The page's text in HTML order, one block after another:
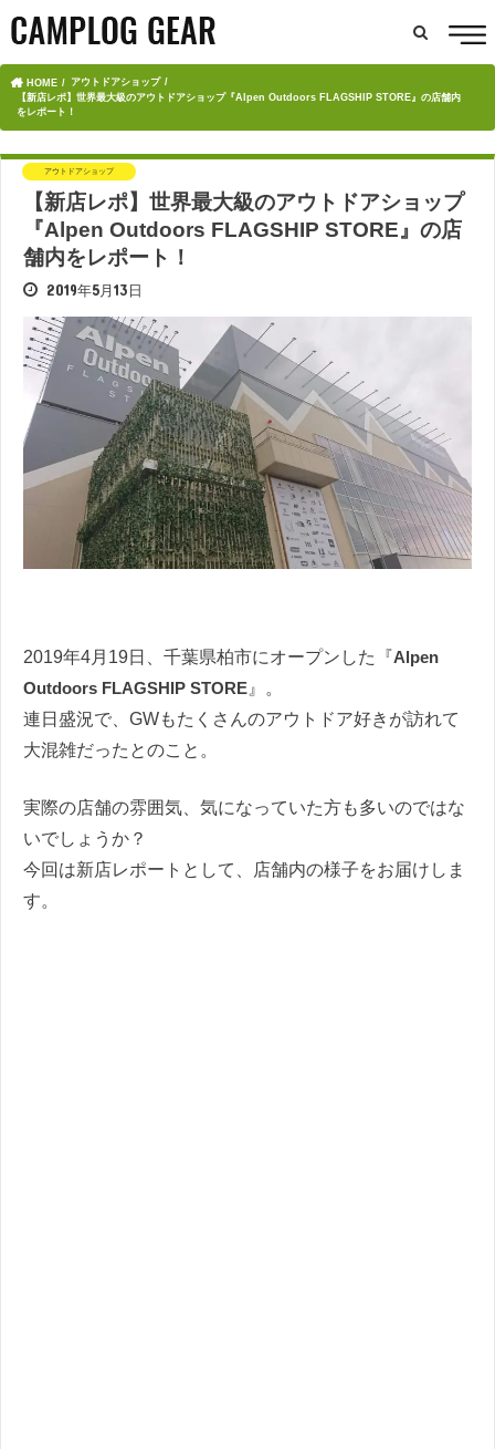
HOME
アウトドアショップ
【新店レポ】世界最大級のアウトドアショップ『Alpen Outdoors FLAGSHIP STORE』の店舗内
をレポート！
アウトドアショップ
【新店レポ】世界最大級のアウトドアショップ
『Alpen Outdoors FLAGSHIP STORE』の店
舗内をレポート！
2019年5月13日
2019年4月19日、千葉県柏市にオープンした『Alpen
Outdoors FLAGSHIP STORE 』。
連日盛況で、GWもたくさんのアウトドア好きが訪れて
大混雑だったとのこと。
実際の店舗の雰囲気、気になっていた方も多いのではな
いでしょうか？
今回は新店レポートとして、店舗内の様子をお届けしま
す。